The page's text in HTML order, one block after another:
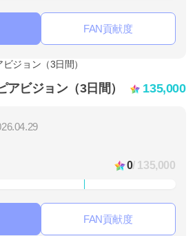
FAN貢献度
アビジョン（3日間） 135,000
0/ 135,000
FAN貢献度